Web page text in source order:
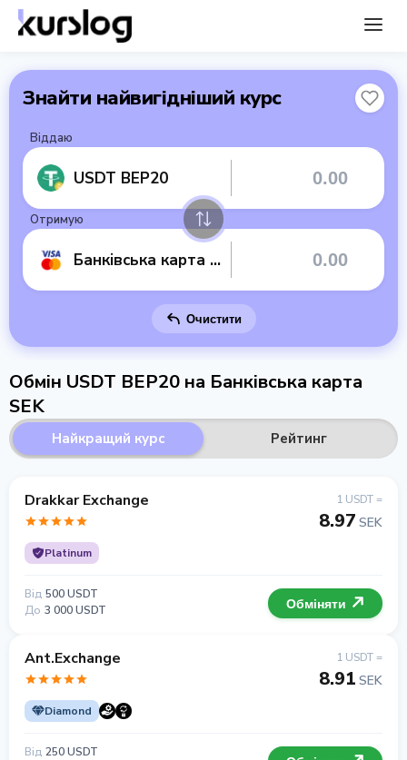
Знайти найвигідніший курс
Віддаю
USDT BEP20
Отримую
Банківська карта SEK
Очистити
Обмін USDT BEP20 на Банківська карта
SEK
Найкращий курс Рейтинг
Drakkar Exchange
Platinum
1 USDT =
8.97 SEK
Від 500 USDT
До 3 000 USDT Обміняти
Ant.Exchange
Diamond
1 USDT =
8.91 SEK
Від 250 USDT